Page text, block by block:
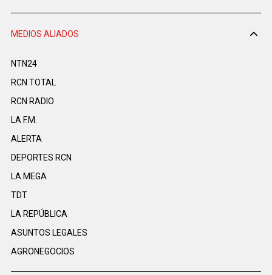
MEDIOS ALIADOS
NTN24
RCN TOTAL
RCN RADIO
LA F.M.
ALERTA
DEPORTES RCN
LA MEGA
TDT
LA REPÚBLICA
ASUNTOS LEGALES
AGRONEGOCIOS